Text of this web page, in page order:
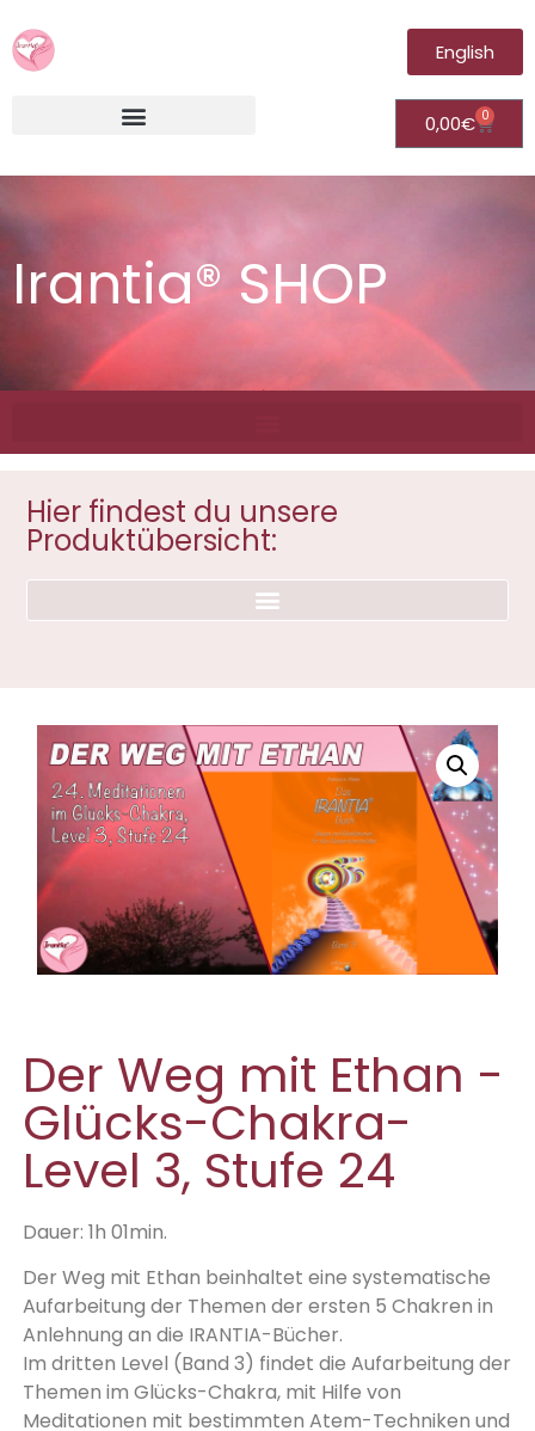
English
0,00€ 0
Irantia® SHOP
Hier findest du unsere
Produktübersicht:
Der Weg mit Ethan -
Glücks-Chakra-
Level 3, Stufe 24
Dauer: 1h 01min.
Der Weg mit Ethan beinhaltet eine systematische
Aufarbeitung der Themen der ersten 5 Chakren in
Anlehnung an die IRANTIA-Bücher.
Im dritten Level (Band 3) findet die Aufarbeitung der
Themen im Glücks-Chakra, mit Hilfe von
Meditationen mit bestimmten Atem-Techniken und